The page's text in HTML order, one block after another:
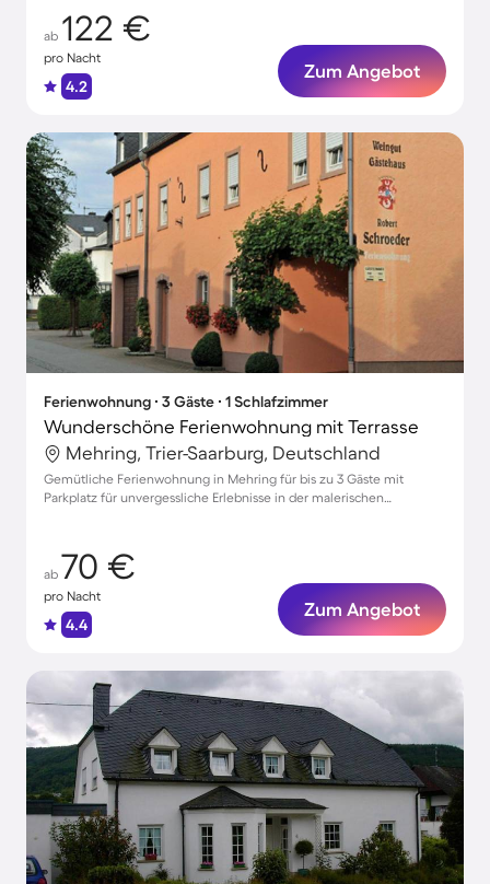
ab 122 €
pro Nacht
4.2
Zum Angebot
Ferienwohnung ∙ 3 Gäste ∙ 1 Schlafzimmer
Wunderschöne Ferienwohnung mit Terrasse
Mehring, Trier-Saarburg, Deutschland
Gemütliche Ferienwohnung in Mehring für bis zu 3 Gäste mit
Parkplatz für unvergessliche Erlebnisse in der malerischen
ab 70 €
pro Nacht
4.4
Zum Angebot